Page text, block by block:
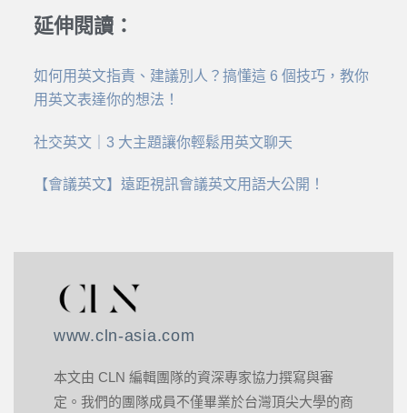
延伸閱讀：
如何用英文指責、建議別人？搞懂這 6 個技巧，教你
用英文表達你的想法！
社交英文｜3 大主題讓你輕鬆用英文聊天
【會議英文】遠距視訊會議英文用語大公開！
www.cln-asia.com
本文由 CLN 編輯團隊的資深專家協力撰寫與審
定。我們的團隊成員不僅畢業於台灣頂尖大學的商